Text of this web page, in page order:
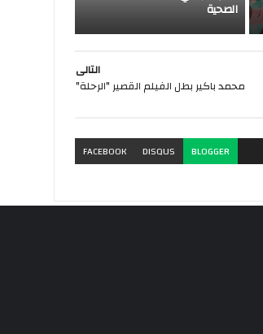
الصحية
التالى
محمد باكير بطل الفيلم القصير "الرحلة"
BLOGGER
DISQUS
FACEBOOK